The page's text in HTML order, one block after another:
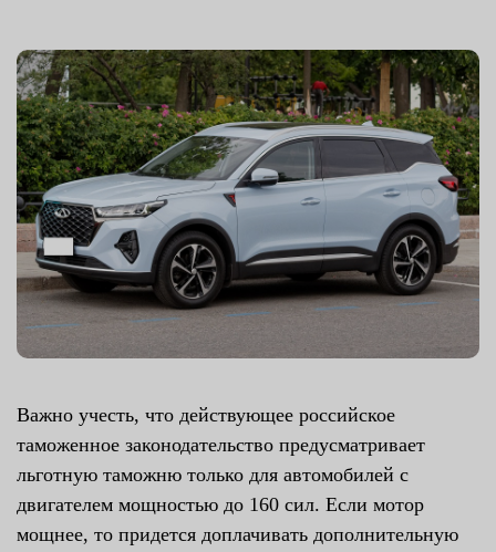
Важно учесть, что действующее российское
таможенное законодательство предусматривает
льготную таможню только для автомобилей с
двигателем мощностью до 160 сил. Если мотор
мощнее, то придется доплачивать дополнительную